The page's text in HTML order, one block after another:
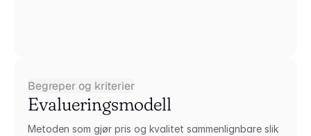
Begreper og kriterier
Evalueringsmodell
Metoden som gjør pris og kvalitet sammenlignbare slik